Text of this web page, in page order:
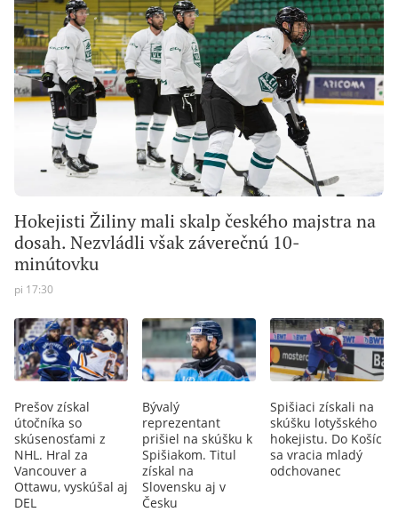
Hokejisti Žiliny mali skalp českého majstra na
dosah. Nezvládli však záverečnú 10-
minútovku
pi 17:30
Prešov získal
útočníka so
skúsenosťami z
NHL. Hral za
Vancouver a
Ottawu, vyskúšal aj
DEL
Bývalý
reprezentant
prišiel na skúšku k
Spišiakom. Titul
získal na
Slovensku aj v
Česku
Spišiaci získali na
skúšku lotyšského
hokejistu. Do Košíc
sa vracia mladý
odchovanec